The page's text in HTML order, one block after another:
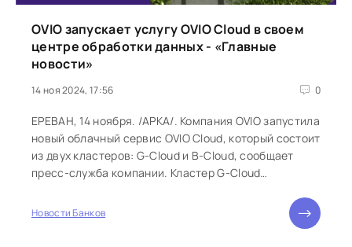
OVIO запускает услугу OVIO Cloud в своем
центре обработки данных - «Главные
новости»
14 ноя 2024, 17:56 0
ЕРЕВАН, 14 ноября. /АРКА/. Компания OVIO запустила
новый облачный сервис OVIO Cloud, который состоит
из двух кластеров: G-Cloud и B-Cloud, сообщает
пресс-служба компании. Кластер G-Cloud
функционал, предназначенный для нужд
Новости Банков